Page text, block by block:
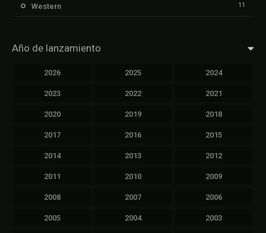
Western 11
Año de lanzamiento
2026 2025 2024
2023 2022 2021
2020 2019 2018
2017 2016 2015
2014 2013 2012
2011 2010 2009
2008 2007 2006
2005 2004 2003